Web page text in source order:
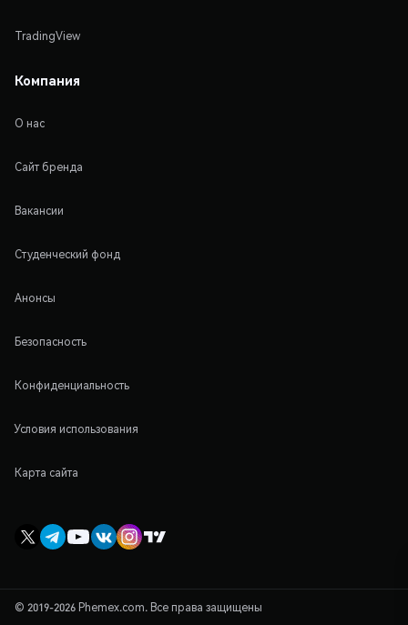
TradingView
Компания
О нас
Сайт бренда
Вакансии
Студенческий фонд
Анонсы
Безопасность
Конфиденциальность
Условия использования
Карта сайта
© 2019-2026 Phemex.com. Все права защищены